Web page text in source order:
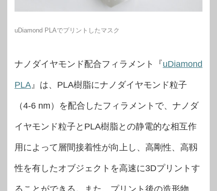
uDiamond PLAでプリントしたマスク
ナノダイヤモンド配合フィラメント『uDiamond
PLA』は、PLA樹脂にナノダイヤモンド粒子
（4-6 nm）を配合したフィラメントで、ナノダ
イヤモンド粒子とPLA樹脂との静電的な相互作
用によって層間接着性が向上し、高剛性、高靱
性を有したオブジェクトを高速に3Dプリントす